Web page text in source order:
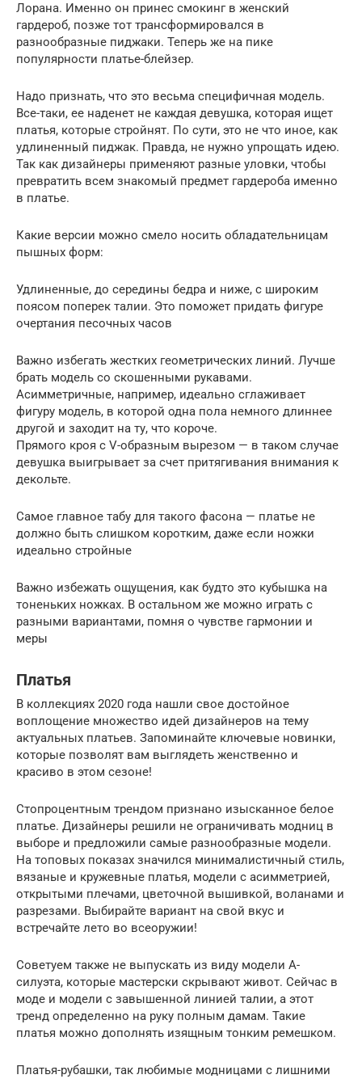
Лорана. Именно он принес смокинг в женский
гардероб, позже тот трансформировался в
разнообразные пиджаки. Теперь же на пике
популярности платье-блейзер.
Надо признать, что это весьма специфичная модель.
Все-таки, ее наденет не каждая девушка, которая ищет
платья, которые стройнят. По сути, это не что иное, как
удлиненный пиджак. Правда, не нужно упрощать идею.
Так как дизайнеры применяют разные уловки, чтобы
превратить всем знакомый предмет гардероба именно
в платье.
Какие версии можно смело носить обладательницам
пышных форм:
Удлиненные, до середины бедра и ниже, с широким
поясом поперек талии. Это поможет придать фигуре
очертания песочных часов
Важно избегать жестких геометрических линий. Лучше
брать модель со скошенными рукавами.
Асимметричные, например, идеально сглаживает
фигуру модель, в которой одна пола немного длиннее
другой и заходит на ту, что короче.
Прямого кроя с V-образным вырезом — в таком случае
девушка выигрывает за счет притягивания внимания к
декольте.
Самое главное табу для такого фасона — платье не
должно быть слишком коротким, даже если ножки
идеально стройные
Важно избежать ощущения, как будто это кубышка на
тоненьких ножках. В остальном же можно играть с
разными вариантами, помня о чувстве гармонии и
меры
Платья
В коллекциях 2020 года нашли свое достойное
воплощение множество идей дизайнеров на тему
актуальных платьев. Запоминайте ключевые новинки,
которые позволят вам выглядеть женственно и
красиво в этом сезоне!
Стопроцентным трендом признано изысканное белое
платье. Дизайнеры решили не ограничивать модниц в
выборе и предложили самые разнообразные модели.
На топовых показах значился минималистичный стиль,
вязаные и кружевные платья, модели с асимметрией,
открытыми плечами, цветочной вышивкой, воланами и
разрезами. Выбирайте вариант на свой вкус и
встречайте лето во всеоружии!
Советуем также не выпускать из виду модели А-
силуэта, которые мастерски скрывают живот. Сейчас в
моде и модели с завышенной линией талии, а этот
тренд определенно на руку полным дамам. Такие
платья можно дополнять изящным тонким ремешком.
Платья-рубашки, так любимые модницами с лишними